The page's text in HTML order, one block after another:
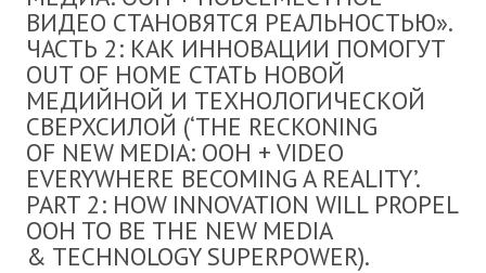
ВИДЕО СТАНОВЯТСЯ РЕАЛЬНОСТЬЮ».
ЧАСТЬ 2: КАК ИННОВАЦИИ ПОМОГУТ
OUT OF HOME СТАТЬ НОВОЙ
МЕДИЙНОЙ И ТЕХНОЛОГИЧЕСКОЙ
СВЕРХСИЛОЙ (‘THE RECKONING
OF NEW MEDIA: OOH + VIDEO
EVERYWHERE BECOMING A REALITY’.
PART 2: HOW INNOVATION WILL PROPEL
OOH TO BE THE NEW MEDIA
& TECHNOLOGY SUPERPOWER).